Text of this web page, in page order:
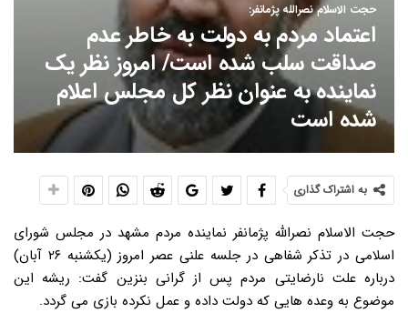
حجت الاسلام نصرالله پژمانفر:
اعتماد مردم به دولت به خاطر عدم
صداقت سلب شده است/ امروز نظر یک
نماینده به عنوان نظر کل مجلس اعلام
شده است
به اشتراک گذاری
حجت الاسلام نصرالله پژمانفر نماینده مردم مشهد در مجلس شورای
اسلامی در تذکر شفاهی در جلسه علنی عصر امروز (یکشنبه ۲۶ آبان)
درباره علت نارضایتی مردم پس از گرانی بنزین گفت: ریشه این
موضوع به وعده هایی که دولت داده و عمل نکرده بازی می گردد.